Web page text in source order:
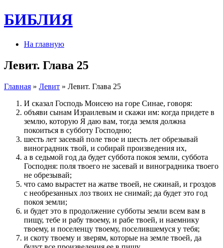
БИБЛИЯ
На главную
Левит. Глава 25
Главная » Левит » Левит. Глава 25
И сказал Господь Моисею на горе Синае, говоря:
объяви сынам Израилевым и скажи им: когда придете в
землю, которую Я даю вам, тогда земля должна
покоиться в субботу Господню;
шесть лет засевай поле твое и шесть лет обрезывай
виноградник твой, и собирай произведения их,
а в седьмой год да будет суббота покоя земли, суббота
Господня: поля твоего не засевай и виноградника твоего
не обрезывай;
что само вырастет на жатве твоей, не сжинай, и гроздов
с необрезанных лоз твоих не снимай; да будет это год
покоя земли;
и будет это в продолжение субботы земли всем вам в
пищу, тебе и рабу твоему, и рабе твоей, и наемнику
твоему, и поселенцу твоему, поселившемуся у тебя;
и скоту твоему и зверям, которые на земле твоей, да